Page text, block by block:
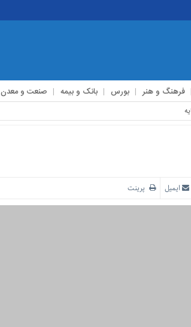
فرهنگ و هنر بورس بانک و بیمه صنعت و معدن
ایمیل پرینت